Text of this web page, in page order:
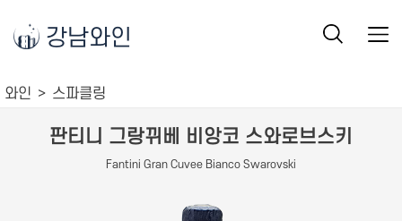
강남와인
와인 스파클링
판티니 그랑뀌베 비앙코 스와로브스키
Fantini Gran Cuvee Bianco Swarovski